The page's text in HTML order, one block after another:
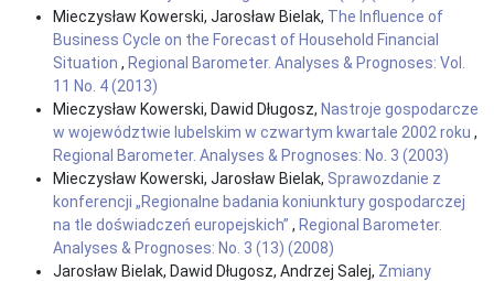
Mieczysław Kowerski, Jarosław Bielak, The Influence of
Business Cycle on the Forecast of Household Financial
Situation , Regional Barometer. Analyses & Prognoses: Vol.
11 No. 4 (2013)
Mieczysław Kowerski, Dawid Długosz, Nastroje gospodarcze
w województwie lubelskim w czwartym kwartale 2002 roku ,
Regional Barometer. Analyses & Prognoses: No. 3 (2003)
Mieczysław Kowerski, Jarosław Bielak, Sprawozdanie z
konferencji „Regionalne badania koniunktury gospodarczej
na tle doświadczeń europejskich” , Regional Barometer.
Analyses & Prognoses: No. 3 (13) (2008)
Jarosław Bielak, Dawid Długosz, Andrzej Salej, Zmiany